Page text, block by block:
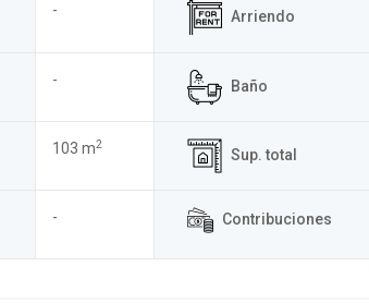
- Arriendo
- Baño
103 m2
Sup. total
- Contribuciones